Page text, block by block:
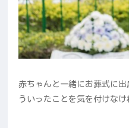
赤ちゃんと一緒にお葬式に
ういったことを気を付けなけ